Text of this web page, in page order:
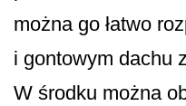
można go łatwo
i gontowym dachu
W środku można